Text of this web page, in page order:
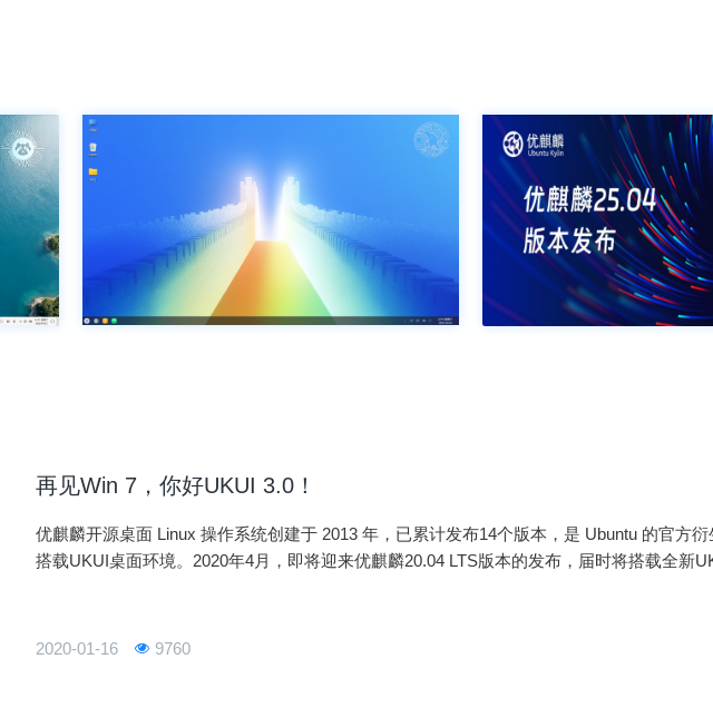
再见Win 7，你好UKUI 3.0！
优麒麟开源桌面 Linux 操作系统创建于 2013 年，已累计发布14个版本，是 Ubuntu 的官方
搭载UKUI桌面环境。2020年4月，即将迎来优麒麟20.04 LTS版本的发布，届时将搭载全新
2020-01-16 9760